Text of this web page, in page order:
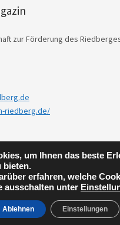
zur Förderung des Riedberges
riedberg.de/
Riedberg. Powered by
Weta vonElmastudio.
um Ihnen das beste
bieten.
erfahren, welche
ausschalten unter
Ablehnen Einstellungen